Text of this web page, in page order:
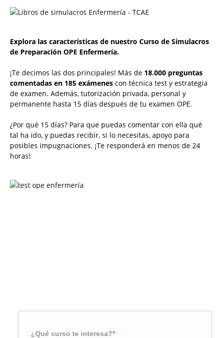
Explora las características de nuestro Curso de Simulacros
de Preparación OPE Enfermería.
¡Te decimos las dos principales! Más de 18.000 preguntas
comentadas en 185 exámenes con técnica test y estrategia
de examen. Además, tutorización privada, personal y
permanente hasta 15 días después de tu examen OPE.
¿Por qué 15 días? Para que puedas comentar con ella qué
tal ha ido, y puedas recibir, si lo necesitas, apoyo para
posibles impugnaciones. ¡Te responderá en menos de 24
horas!
¿Qué curso te interesa?